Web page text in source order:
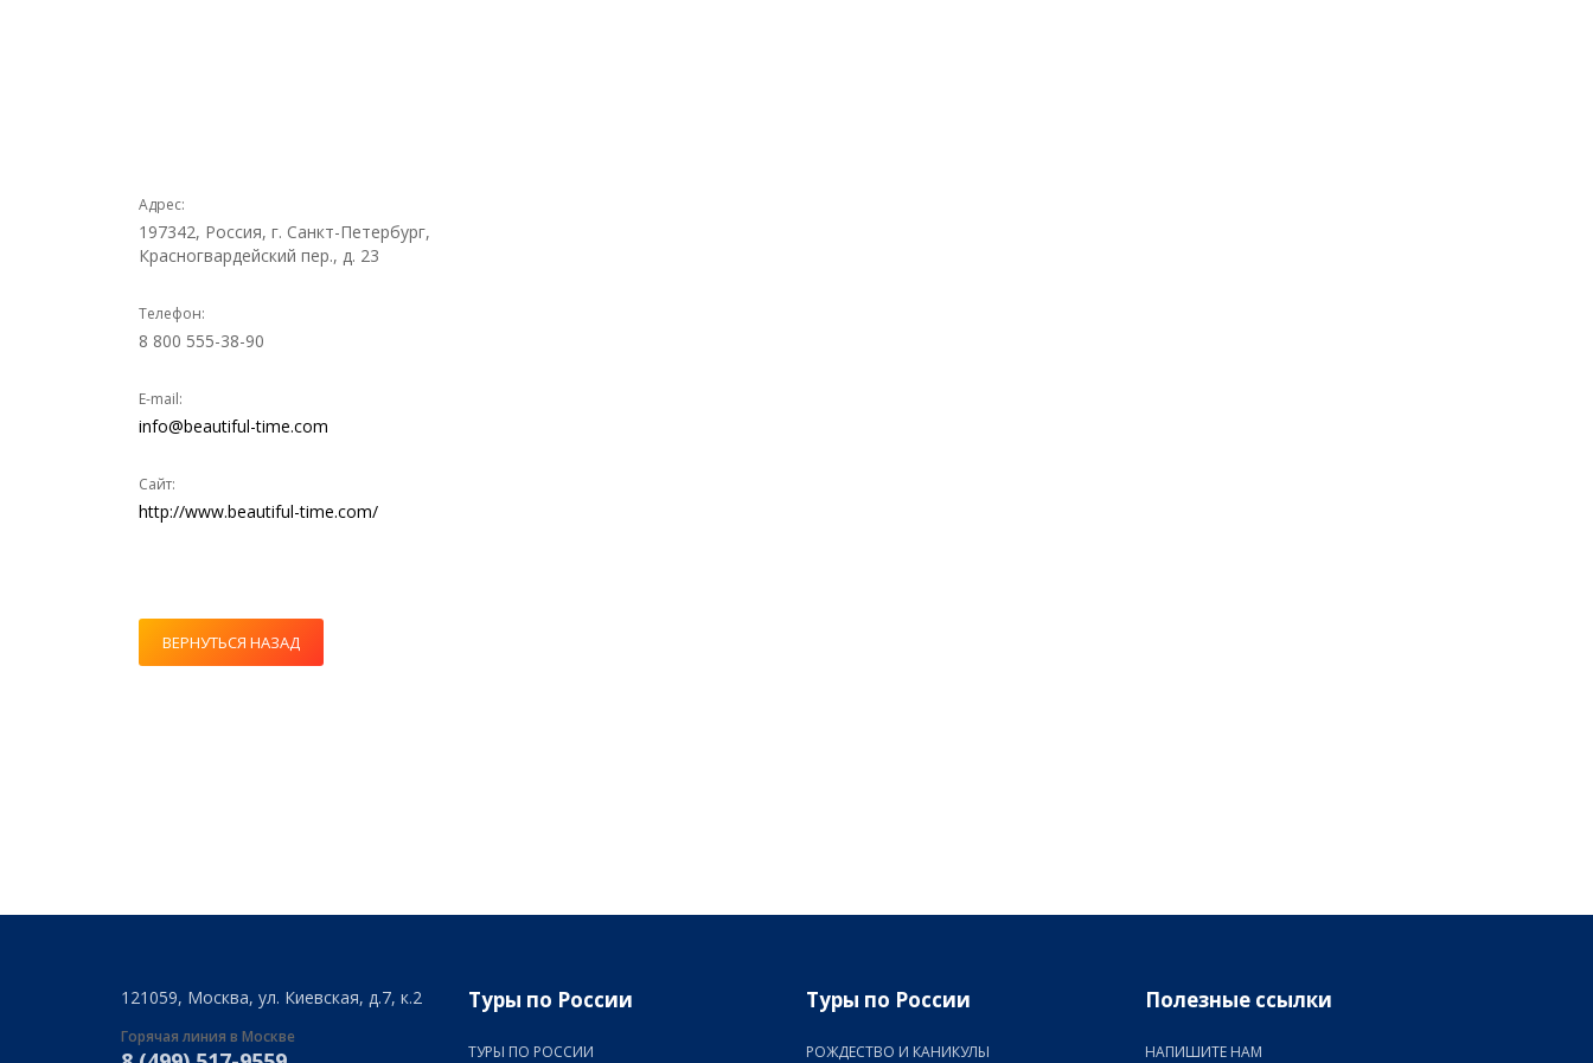
Адрес:
197342, Россия, г. Санкт-Петербург,
Красногвардейский пер., д. 23
Телефон:
8 800 555-38-90
E-mail:
info@beautiful-time.com
Сайт:
http://www.beautiful-time.com/
ВЕРНУТЬСЯ НАЗАД
121059, Москва, ул. Киевская, д.7, к.2
Горячая линия в Москве
Туры по России
ТУРЫ ПО РОССИИ
Туры по России
РОЖДЕСТВО И КАНИКУЛЫ
Полезные ссылки
НАПИШИТЕ НАМ